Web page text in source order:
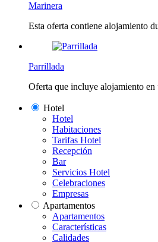
Marinera
Esta oferta contiene alojamiento
Parrillada
Oferta que incluye alojamiento
Hotel
Hotel
Habitaciones
Tarifas Hotel
Recepción
Bar
Servicios Hotel
Celebraciones
Empresas
Apartamentos
Apartamentos
Características
Calidades